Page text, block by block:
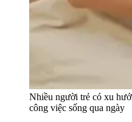
Nhiều người trẻ có xu
công việc sống qua ngày